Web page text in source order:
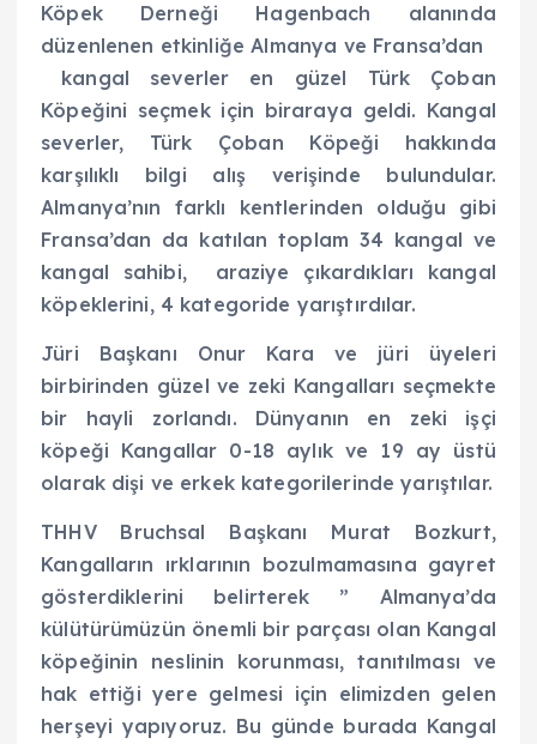
Köpek Derneği Hagenbach alanında
düzenlenen etkinliğe Almanya ve Fransa’dan
kangal severler en güzel Türk Çoban
Köpeğini seçmek için biraraya geldi. Kangal
severler, Türk Çoban Köpeği hakkında
karşılıklı bilgi alış verişinde bulundular.
Almanya’nın farklı kentlerinden olduğu gibi
Fransa’dan da katılan toplam 34 kangal ve
kangal sahibi, araziye çıkardıkları kangal
köpeklerini, 4 kategoride yarıştırdılar.
Jüri Başkanı Onur Kara ve jüri üyeleri
birbirinden güzel ve zeki Kangalları seçmekte
bir hayli zorlandı. Dünyanın en zeki işçi
köpeği Kangallar 0-18 aylık ve 19 ay üstü
olarak dişi ve erkek kategorilerinde yarıştılar.
THHV Bruchsal Başkanı Murat Bozkurt,
Kangalların ırklarının bozulmamasına gayret
gösterdiklerini belirterek ” Almanya’da
külütürümüzün önemli bir parçası olan Kangal
köpeğinin neslinin korunması, tanıtılması ve
hak ettiği yere gelmesi için elimizden gelen
herşeyi yapıyoruz. Bu günde burada Kangal